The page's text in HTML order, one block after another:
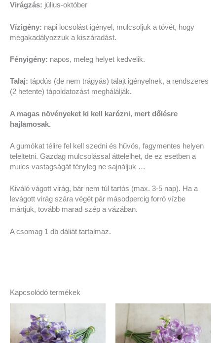
Virágzás: július-október
Vízigény: napi locsolást igényel, mulcsoljuk a tövét, hogy
megakadályozzuk a kiszáradást.
Fényigény: napos, meleg helyet kedvelik.
Talaj: tápdús (de nem trágyás) talajt igényelnek, a rendszeres
(2 hetente) tápoldatozást meghálálják.
A magas növényeket ki kell karózni, mert dőlésre
hajlamosak.
A gumókat télire fel kell szedni és hűvös, fagymentes helyen
teleltetni. Gazdag mulcsolással áttelelhet, de ez esetben a
mulcs vastagságát tényleg ne sajnáljuk …
Kiváló vágott virág, bár nem túl tartós (max. 3-5 nap). Ha a
levágott virág szára végét pár másodpercig forró vízbe
mártjuk, tovább marad szép a vázában.
A csomag 1 db dáliát tartalmaz.
Kapcsolódó termékek